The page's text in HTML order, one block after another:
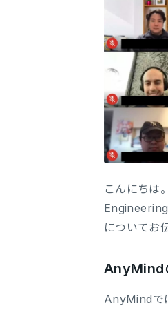
こんにちは
についてお
AnyMind
AnyMindで